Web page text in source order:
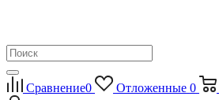
Сравнение0 Отложенные 0